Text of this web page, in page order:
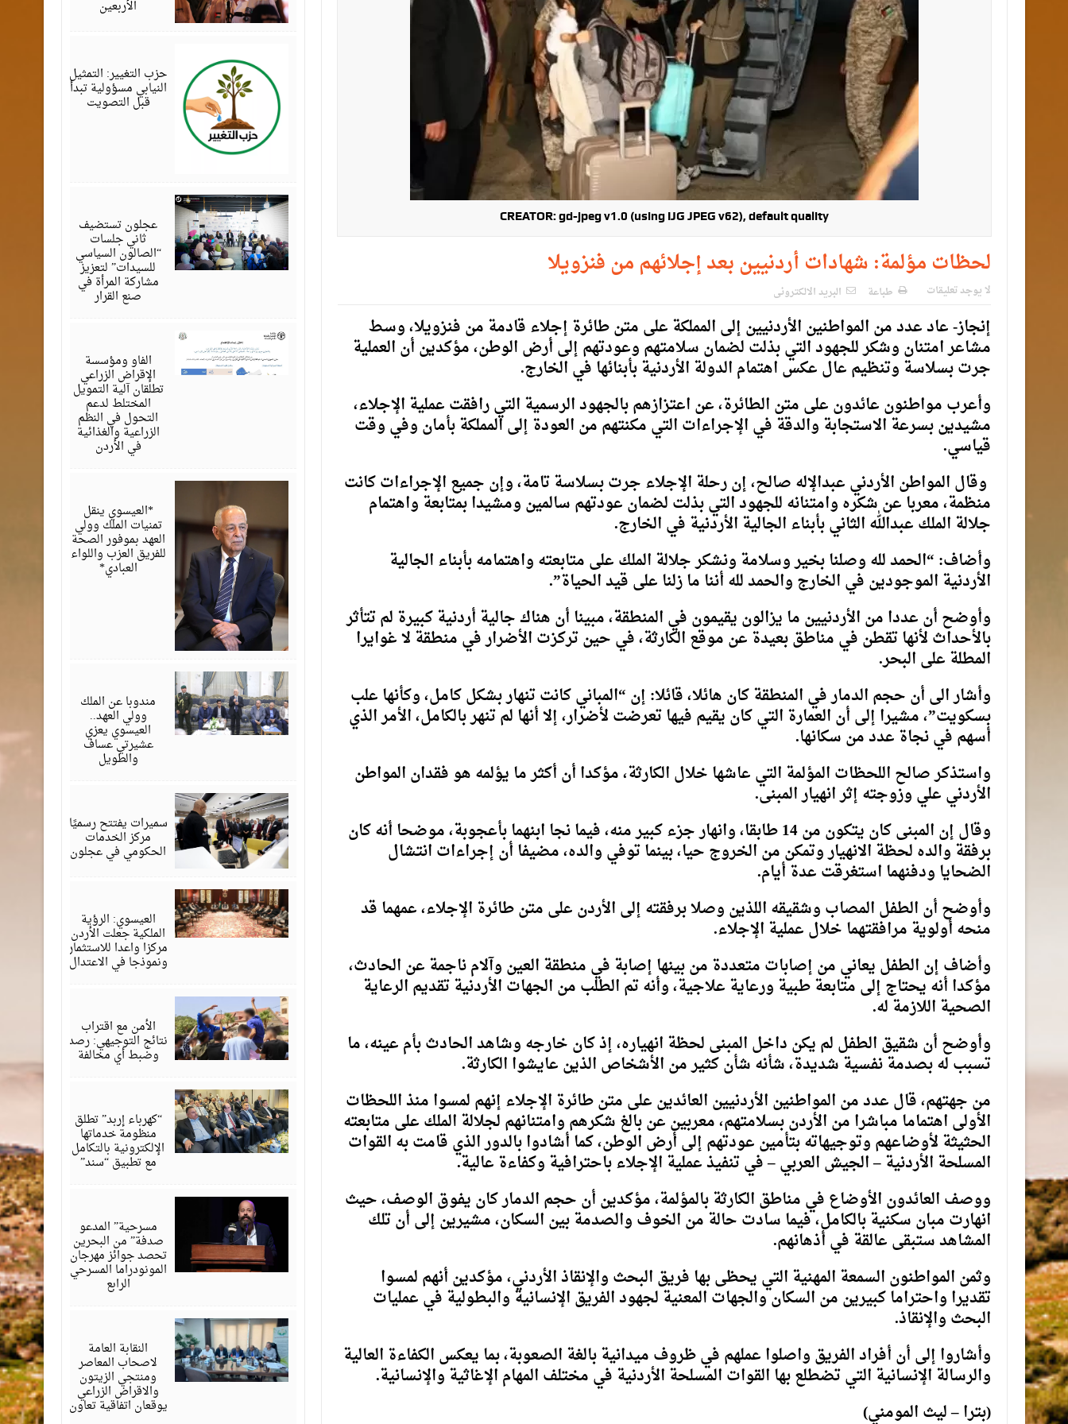
CREATOR: gd-jpeg v1.0 (using IJG JPEG v62), default quality
لحظات مؤلمة: شهادات أردنيين بعد إجلائهم من فنزويلا
لا يوجد تعليقات طباعة البريد الالكترونى
إنجاز- عاد عدد من المواطنين الأردنيين إلى المملكة على متن طائرة إجلاء قادمة من فنزويلا، وسط
مشاعر امتنان وشكر للجهود التي بذلت لضمان سلامتهم وعودتهم إلى أرض الوطن، مؤكدين أن العملية
جرت بسلاسة وتنظيم عال عكس اهتمام الدولة الأردنية بأبنائها في الخارج.
وأعرب مواطنون عائدون على متن الطائرة، عن اعتزازهم بالجهود الرسمية التي رافقت عملية الإجلاء،
مشيدين بسرعة الاستجابة والدقة في الإجراءات التي مكنتهم من العودة إلى المملكة بأمان وفي وقت
قياسي.
وقال المواطن الأردني عبدالإله صالح، إن رحلة الإجلاء جرت بسلاسة تامة، وإن جميع الإجراءات كانت
منظمة، معربا عن شكره وامتنانه للجهود التي بذلت لضمان عودتهم سالمين ومشيدا بمتابعة واهتمام
جلالة الملك عبدالله الثاني بأبناء الجالية الأردنية في الخارج.
وأضاف: “الحمد لله وصلنا بخير وسلامة ونشكر جلالة الملك على متابعته واهتمامه بأبناء الجالية
الأردنية الموجودين في الخارج والحمد لله أننا ما زلنا على قيد الحياة”.
وأوضح أن عددا من الأردنيين ما يزالون يقيمون في المنطقة، مبينا أن هناك جالية أردنية كبيرة لم تتأثر
بالأحداث لأنها تقطن في مناطق بعيدة عن موقع الكارثة، في حين تركزت الأضرار في منطقة لا غوايرا
المطلة على البحر.
وأشار الى أن حجم الدمار في المنطقة كان هائلا، قائلا: إن “المباني كانت تنهار بشكل كامل، وكأنها علب
بسكويت”، مشيرا إلى أن العمارة التي كان يقيم فيها تعرضت لأضرار، إلا أنها لم تنهر بالكامل، الأمر الذي
أسهم في نجاة عدد من سكانها.
واستذكر صالح اللحظات المؤلمة التي عاشها خلال الكارثة، مؤكدا أن أكثر ما يؤلمه هو فقدان المواطن
الأردني علي وزوجته إثر انهيار المبنى.
وقال إن المبنى كان يتكون من 14 طابقا، وانهار جزء كبير منه، فيما نجا ابنهما بأعجوبة، موضحا أنه كان
برفقة والده لحظة الانهيار وتمكن من الخروج حيا، بينما توفي والده، مضيفا أن إجراءات انتشال
الضحايا ودفنهما استغرقت عدة أيام.
وأوضح أن الطفل المصاب وشقيقه اللذين وصلا برفقته إلى الأردن على متن طائرة الإجلاء، عمهما قد
منحه أولوية مرافقتهما خلال عملية الإجلاء.
وأضاف إن الطفل يعاني من إصابات متعددة من بينها إصابة في منطقة العين وآلام ناجمة عن الحادث،
مؤكدا أنه يحتاج إلى متابعة طبية ورعاية علاجية، وأنه تم الطلب من الجهات الأردنية تقديم الرعاية
الصحية اللازمة له.
وأوضح أن شقيق الطفل لم يكن داخل المبنى لحظة انهياره، إذ كان خارجه وشاهد الحادث بأم عينه، ما
تسبب له بصدمة نفسية شديدة، شأنه شأن كثير من الأشخاص الذين عايشوا الكارثة.
من جهتهم، قال عدد من المواطنين الأردنيين العائدين على متن طائرة الإجلاء إنهم لمسوا منذ اللحظات
الأولى اهتماما مباشرا من الأردن بسلامتهم، معربين عن بالغ شكرهم وامتنانهم لجلالة الملك على متابعته
الحثيثة لأوضاعهم وتوجيهاته بتأمين عودتهم إلى أرض الوطن، كما أشادوا بالدور الذي قامت به القوات
المسلحة الأردنية – الجيش العربي – في تنفيذ عملية الإجلاء باحترافية وكفاءة عالية.
ووصف العائدون الأوضاع في مناطق الكارثة بالمؤلمة، مؤكدين أن حجم الدمار كان يفوق الوصف، حيث
انهارت مبان سكنية بالكامل، فيما سادت حالة من الخوف والصدمة بين السكان، مشيرين إلى أن تلك
المشاهد ستبقى عالقة في أذهانهم.
وثمن المواطنون السمعة المهنية التي يحظى بها فريق البحث والإنقاذ الأردني، مؤكدين أنهم لمسوا
تقديرا واحتراما كبيرين من السكان والجهات المعنية لجهود الفريق الإنسانية والبطولية في عمليات
البحث والإنقاذ.
وأشاروا إلى أن أفراد الفريق واصلوا عملهم في ظروف ميدانية بالغة الصعوبة، بما يعكس الكفاءة العالية
والرسالة الإنسانية التي تضطلع بها القوات المسلحة الأردنية في مختلف المهام الإغاثية والإنسانية.
(بترا – ليث المومني)
الأربعين
حزب التغيير: التمثيل
النيابي مسؤولية تبدأ
قبل التصويت
عجلون تستضيف
ثاني جلسات
“الصالون السياسي
للسيدات” لتعزيز
مشاركة المرأة في
صنع القرار
الفاو ومؤسسة
الإقراض الزراعي
تطلقان آلية التمويل
المختلط لدعم
التحول في النظم
الزراعية والغذائية
في الأردن
*العيسوي ينقل
تمنيات الملك وولي
العهد بموفور الصحة
للفريق العزب واللواء
العبادي*
مندوبا عن الملك
وولي العهد..
العيسوي يعزي
عشيرتي عساف
والطويل
سميرات يفتتح رسميًا
مركز الخدمات
الحكومي في عجلون
العيسوي: الرؤية
الملكية جعلت الأردن
مركزا واعدا للاستثمار
ونموذجا في الاعتدال
الأمن مع اقتراب
نتائج التوجيهي: رصد
وضبط أي مخالفة
“كهرباء إربد” تطلق
منظومة خدماتها
الإلكترونية بالتكامل
مع تطبيق “سند”
مسرحية” المدعو
صدفة” من البحرين
تحصد جوائز مهرجان
المونودراما المسرحي
الرابع
أغسطس
2026
النقابة العامة
لاصحاب المعاصر
ومنتجي الزيتون
والاقراض الزراعي
يوقعان اتفاقية تعاون
أغسطس
2026